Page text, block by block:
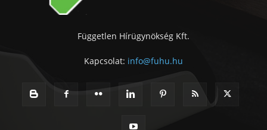
Független Hírügynökség Kft.
Kapcsolat: info@fuhu.hu